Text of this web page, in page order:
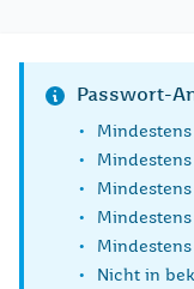
Passwort-
• Mindestens
•
Mindestens
•
Mindestens
•
Mindestens
•
Mindestens
•
Nicht in